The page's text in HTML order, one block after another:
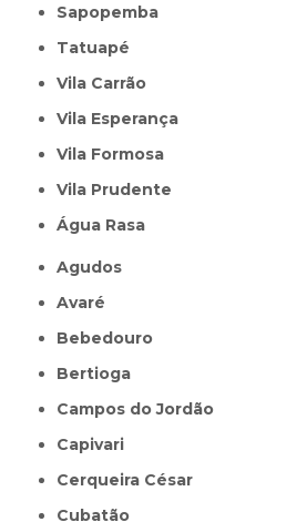
Sapopemba
Tatuapé
Vila Carrão
Vila Esperança
Vila Formosa
Vila Prudente
Água Rasa
Agudos
Avaré
Bebedouro
Bertioga
Campos do Jordão
Capivari
Cerqueira César
Cubatão